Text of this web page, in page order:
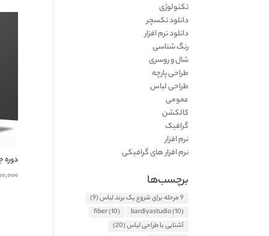
دوره
تکنولوژی
دانلود تکسچر
دانلود نرم افزار
رنگ شناسی
شال و روسری
طراحی پارچه
طراحی لباس
عمومی
کالکشن
گرافیک
نرم افزار
نرم افزار های گرافیکی
برچسب‌ها
9 مرحله برای شروع یک برند لباس
(9)
bardiyastudio(10)
fiber(10)
آشنایی با طراحی لباس(20)